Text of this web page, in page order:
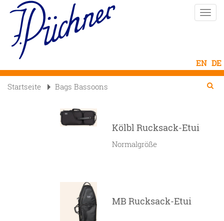
Direkt
zum
Inhalt
Startseite Bags Bassoons 
Kölbl Rucksack-Etui
Normalgröße
MB Rucksack-Etui